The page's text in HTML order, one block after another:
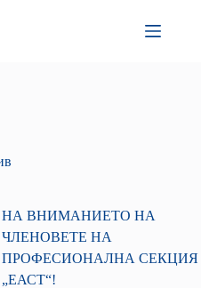
НА ВНИМАНИЕТО НА
ЧЛЕНОВЕТЕ НА
ПРОФЕСИОНАЛНА СЕКЦИЯ
„ЕАСТ“!